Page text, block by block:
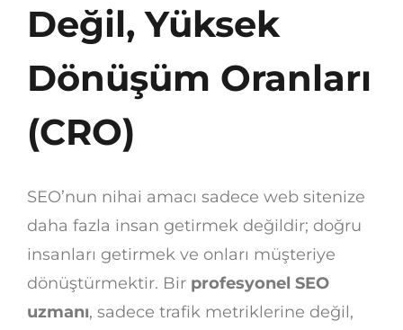
Değil, Yüksek
Dönüşüm Oranları
(CRO)
SEO’nun nihai amacı sadece web sitenize
daha fazla insan getirmek değildir; doğru
insanları getirmek ve onları müşteriye
dönüştürmektir. Bir profesyonel SEO
uzmanı, sadece trafik metriklerine değil,